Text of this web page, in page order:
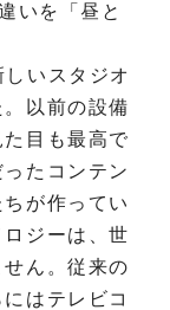
いを「昼と
いスタジオ
以前の設備
目も最高で
たコンテン
が作ってい
ジーは、世
ん。従来の
はテレビコ